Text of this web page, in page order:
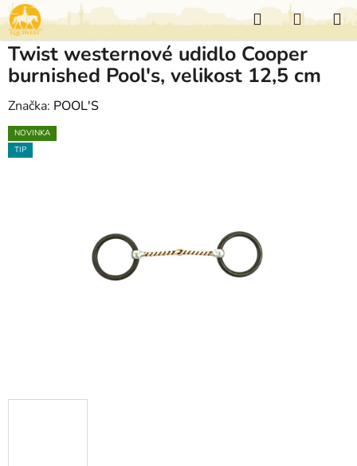
Přejít
na
obsah
Hledat
KOŠÍK
Twist westernové udidlo Cooper
burnished Pool's, velikost 12,5 cm
Značka: POOL'S
NOVINKA
TIP